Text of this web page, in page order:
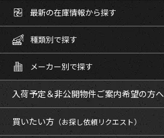
最新の在庫情報から探す
種類別で探す
メーカー別で探す
入荷予定＆非公開物件ご案内希望の方へ
買いたい方 （お探し依頼リクエスト）